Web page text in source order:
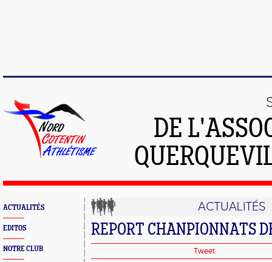
DE
ACTUALITÉS
EDITOS
NOTRE CLUB
ACTUALITÉS
REPORT CHANPIONNATS
Tweet